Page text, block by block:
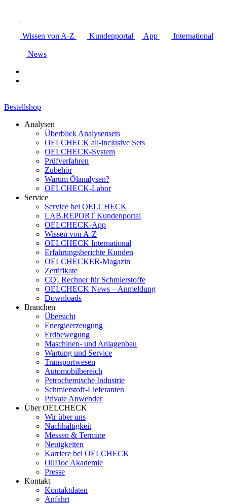
Wissen von A-Z Kundenportal App International
News
Bestellshop
Analysen
Überblick Analysensets
OELCHECK all-inclusive Sets
OELCHECK-System
Prüfverfahren
Zubehör
Warum Ölanalysen?
OELCHECK-Labor
Service
Service bei OELCHECK
LAB.REPORT Kundenportal
OELCHECK-App
Wissen von A-Z
OELCHECK International
Erfahrungsberichte Kunden
OELCHECKER-Magazin
Zertifikate
CO₂ Rechner für Schmierstoffe
OELCHECK News – Anmeldung
Downloads
Branchen
Übersicht
Energieerzeugung
Erdbewegung
Maschinen- und Anlagenbau
Wartung und Service
Transportwesen
Automobilbereich
Petrochemische Industrie
Schmierstoff-Lieferanten
Private Anwender
Über OELCHECK
Wir über uns
Nachhaltigkeit
Messen & Termine
Neuigkeiten
Karriere bei OELCHECK
OilDoc Akademie
Presse
Kontakt
Kontaktdaten
Anfahrt